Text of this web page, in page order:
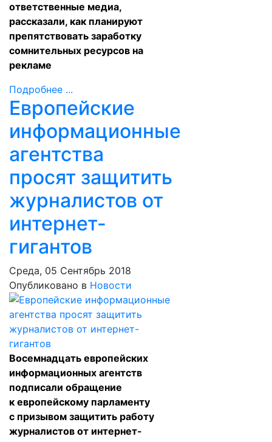
ответственные медиа,
рассказали, как планируют
препятствовать заработку
сомнительных ресурсов на
рекламе
Подробнее ...
Европейские
информационные
агентства
просят защитить
журналистов от
интернет-
гигантов
Среда, 05 Сентябрь 2018
Опубликовано в Новости
Восемнадцать европейских
информационных агентств
подписали обращение
к европейскому парламенту
с призывом защитить работу
журналистов от интернет-